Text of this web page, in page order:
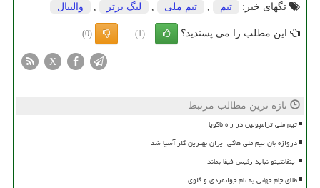
تگهای خبر:
تیم تیم ملی لیگ برتر والیبال
این مطلب را می پسندید؟ (1)
(0)
X
تازه ترین مطالب مرتبط
تیم ملی ترامپولین در راه ناگویا
دروازه بان تیم ملی هاکی ایران بهترین گلر آسیا شد
اینفانتینو نباید رئیس فیفا بماند
طلای جام جهانی به نام جوانمردی و گلوی